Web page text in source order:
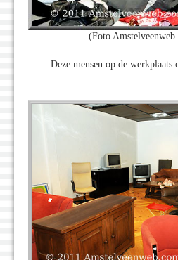
(Foto
Deze mensen op de